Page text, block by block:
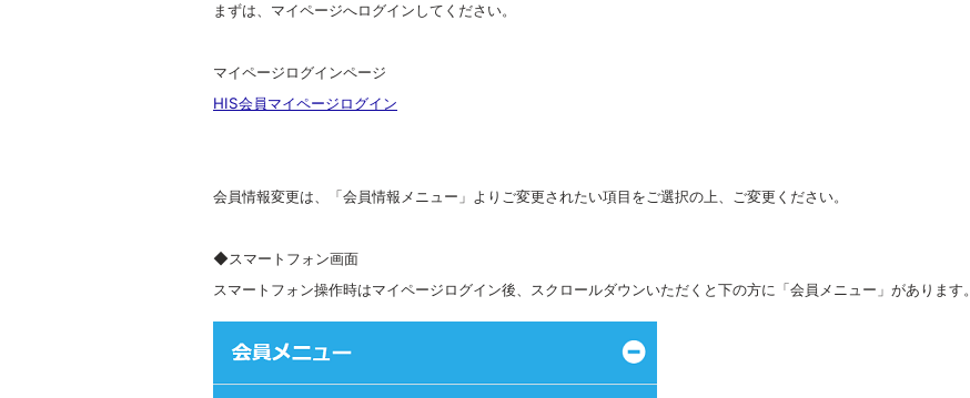
まずは、マイページへログインしてください。
マイページログインページ
HIS会員マイページログイン
会員情報変更は、「会員情報メニュー」よりご変更されたい項目をご選択の上、ご変更ください。
◆スマートフォン画面
スマートフォン操作時はマイページログイン後、スクロールダウンいただくと下の方に「会員メニュー」があります。